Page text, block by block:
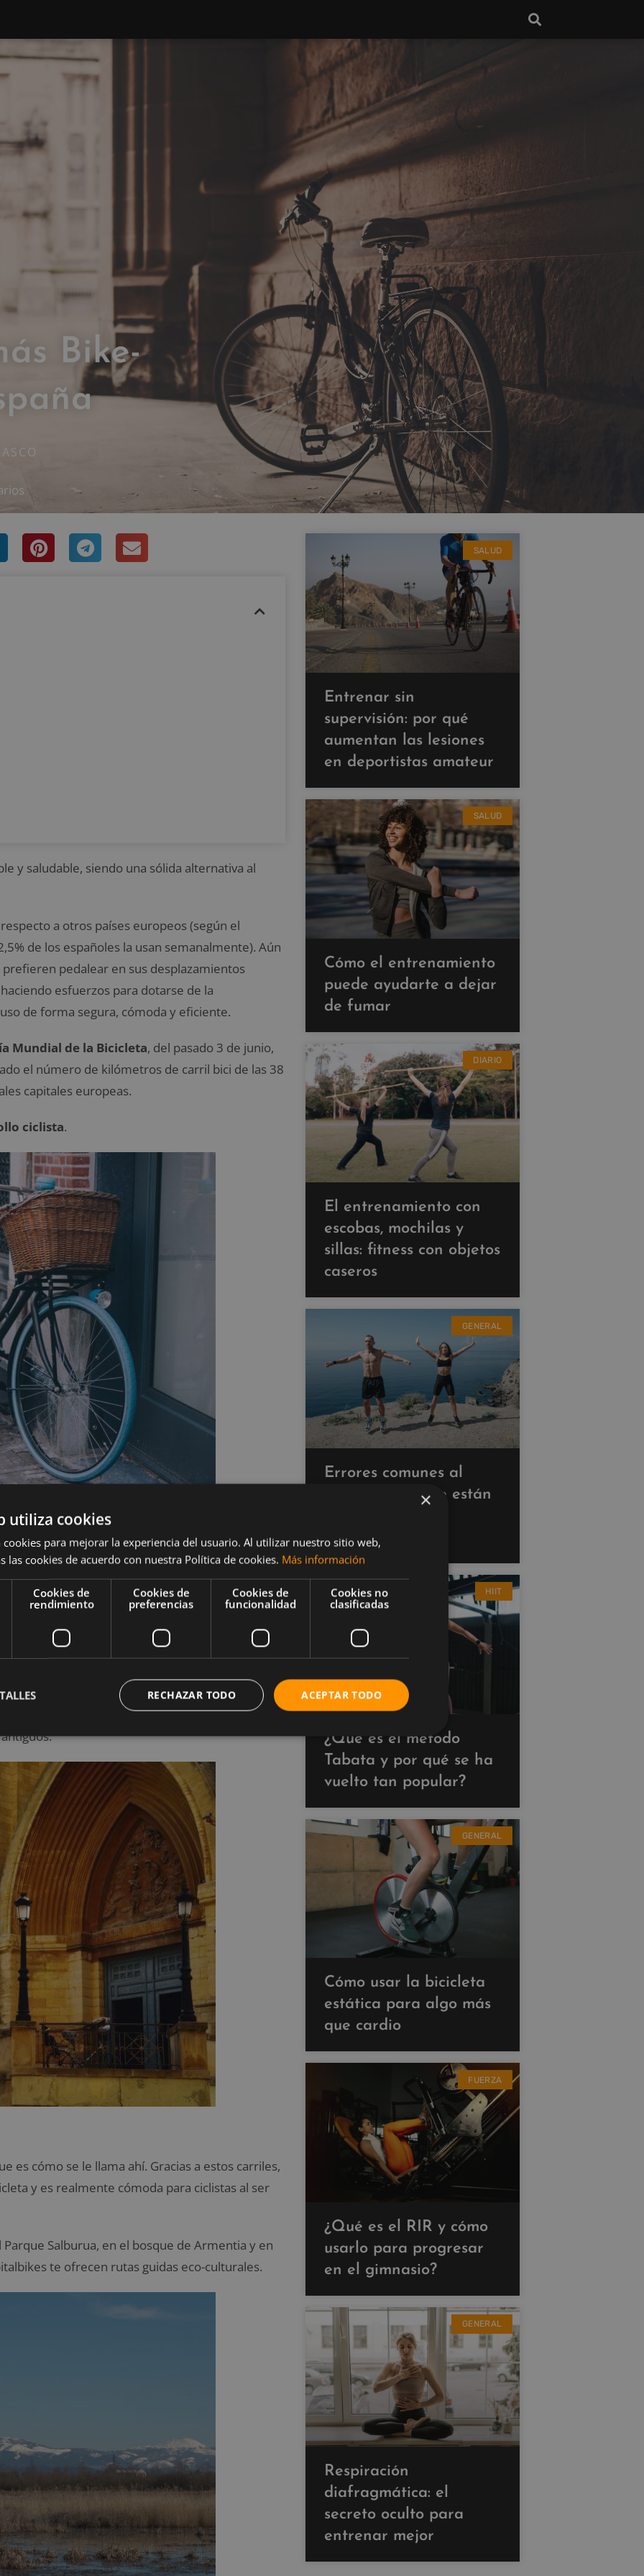
Bike-
y saludable, siendo una sólida alternativa al
a otros países europeos (según el
de los españoles la usan semanalmente). Aún
prefieren pedalear en sus desplazamientos
esfuerzos para dotarse de la
de forma segura, cómoda y eficiente.
Mundial de la Bicicleta, del pasado 3 de junio,
el número de kilómetros de carril bici de las 38
capitales europeas.
ciclista.
Friendly
con hasta 190 km de carril bici. Además,
de Montaña), con eventos tales como la Copa
Abelardo Sánchez, en pleno centro de la ciudad,
con un picnic bajo los altos pinos. Otra
es cómo se le llama ahí. Gracias a estos carriles,
y es realmente cómoda para ciclistas al ser
Parque Salburua, en el bosque de Armentia y en
te ofrecen rutas guidas eco-culturales.
SALUD
Entrenar sin
supervisión: por qué
aumentan las lesiones
en deportistas amateur
SALUD
Cómo el entrenamiento
puede ayudarte a dejar
de fumar
DIARIO
El entrenamiento con
escobas, mochilas y
sillas: fitness con objetos
caseros
GENERAL
Errores comunes al
hacer cardio que están
resultados
HIIT
¿Qué es el método
Tabata y por qué se ha
vuelto tan popular?
GENERAL
Cómo usar la bicicleta
estática para algo más
que cardio
FUERZA
¿Qué es el RIR y cómo
usarlo para progresar
en el gimnasio?
GENERAL
Respiración
diafragmática: el
secreto oculto para
entrenar mejor
×
utiliza cookies
cookies para mejorar la experiencia del usuario. Al utilizar nuestro sitio web,
las cookies de acuerdo con nuestra Política de cookies. Más información
Cookies de
rendimiento
Cookies de
preferencias
Cookies de
funcionalidad
Cookies no
clasificadas
ACEPTAR TODO
RECHAZAR TODO